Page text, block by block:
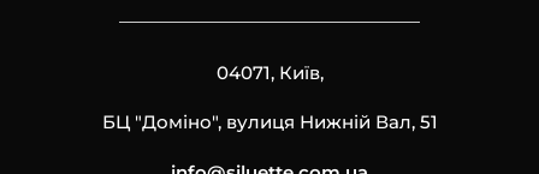
04071, Київ,
БЦ "Доміно", вулиця Нижній Вал, 51